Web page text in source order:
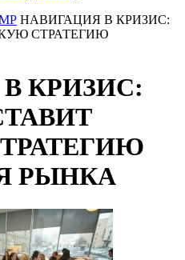
НАВИГАЦИЯ В КРИЗИС:
СТРАТЕГИЮ
КРИЗИС:
РЫНКА